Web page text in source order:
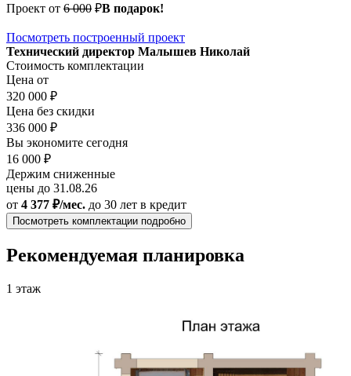
Проект от 6 000 ₽В подарок!
Посмотреть построенный проект
Технический директор Малышев Николай
Стоимость комплектации
Цена от
320 000 ₽
Цена без скидки
336 000 ₽
Вы экономите сегодня
16 000 ₽
Держим сниженные
цены до 31.08.26
от 4 377 ₽/мес. до 30 лет в кредит
Посмотреть комплектации подробно
Рекомендуемая планировка
1 этаж